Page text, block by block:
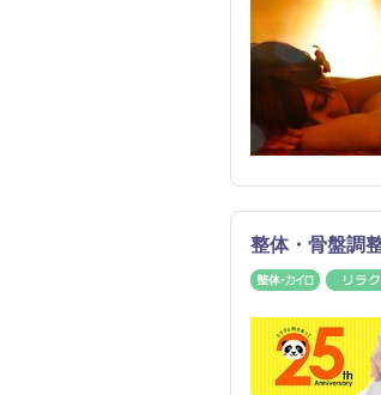
整体・骨盤調
整体・カ